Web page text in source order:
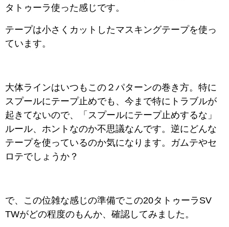
タトゥーラ使った感じです。
テープは小さくカットしたマスキングテープを使っ
ています。
大体ラインはいつもこの２パターンの巻き方。特に
スプールにテープ止めでも、今まで特にトラブルが
起きてないので、「スプールにテープ止めするな」
ルール、ホントなのか不思議なんです。逆にどんな
テープを使っているのか気になります。ガムテやセ
ロテでしょうか？
で、この位雑な感じの準備でこの20タトゥーラSV
TWがどの程度のもんか、確認してみました。